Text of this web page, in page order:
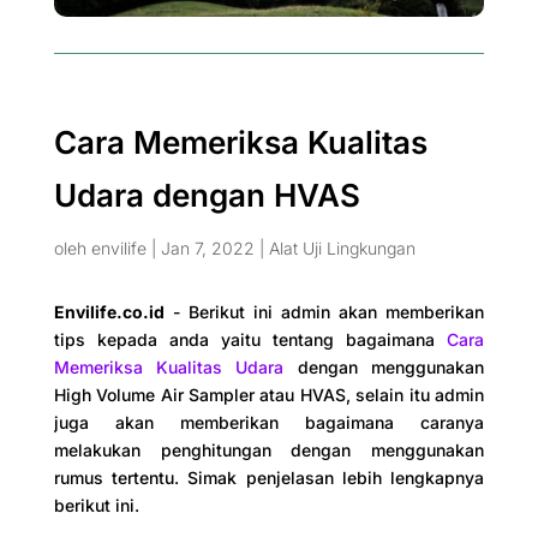
Cara Memeriksa Kualitas
Udara dengan HVAS
oleh envilife| Jan 7, 2022 Alat Uji Lingkungan
Envilife.co.id - Berikut ini admin akan memberikan
tips kepada anda yaitu tentang bagaimanaCara
Memeriksa Kualitas Udara dengan menggunakan
High Volume Air Sampler atau HVAS, selain itu admin
juga akan memberikan bagaimana caranya
melakukan penghitungan dengan menggunakan
rumus tertentu. Simak penjelasan lebih lengkapnya
berikut ini.